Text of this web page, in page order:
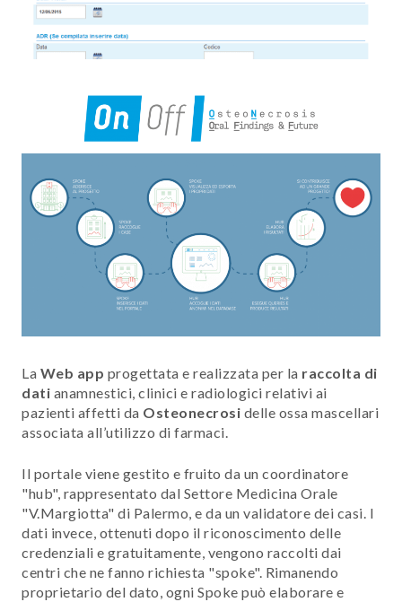
La Web app progettata e realizzata per la raccolta di
dati anamnestici, clinici e radiologici relativi ai
pazienti affetti da Osteonecrosi delle ossa mascellari
associata all’utilizzo di farmaci.
Il portale viene gestito e fruito da un coordinatore
"hub", rappresentato dal Settore Medicina Orale
"V.Margiotta" di Palermo, e da un validatore dei casi. I
dati invece, ottenuti dopo il riconoscimento delle
credenziali e gratuitamente, vengono raccolti dai
centri che ne fanno richiesta "spoke". Rimanendo
proprietario del dato, ogni Spoke può elaborare e